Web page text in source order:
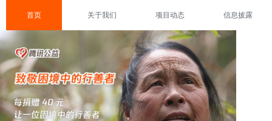
首页 关于我们 项目动态 信息披露